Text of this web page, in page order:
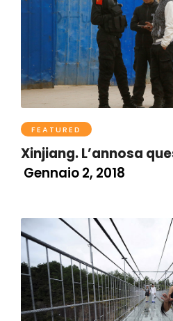
FEATURED
Xinjiang. L’annosa
Gennaio 2, 2018